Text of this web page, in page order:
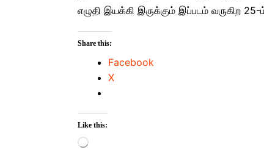
எழுதி இயக்கி இருக்கும் இப்படம் வருகிற
Share this:
Facebook
X
Like this:
Loading…